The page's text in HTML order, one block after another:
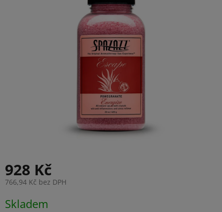
928 Kč
766,94 Kč bez DPH
cena:
Skladem